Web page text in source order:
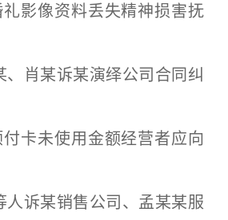
像资料丢失精神损害抚
某诉某演绎公司合同纠
未使用金额经营者应向
某销售公司、孟某某服